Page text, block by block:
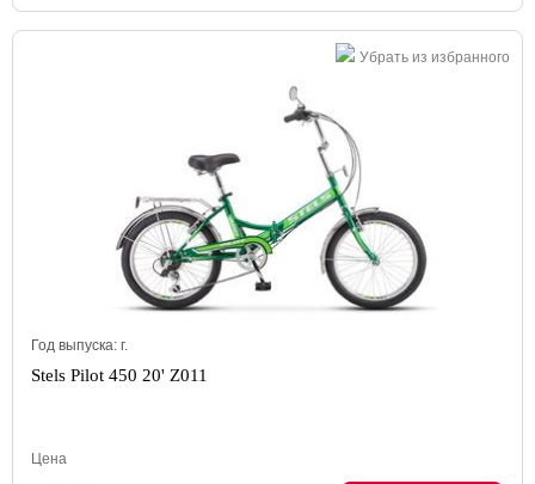
Убрать из избранного
Год выпуска: г.
Stels Pilot 450 20' Z011
Цена